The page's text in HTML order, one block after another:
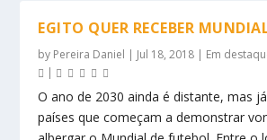
EGITO QUER RECEBER
by Pereira Daniel | Jul 18, 2018 | Em
|
O ano de 2030 ainda é distante, mas
países que começam a demonstrar